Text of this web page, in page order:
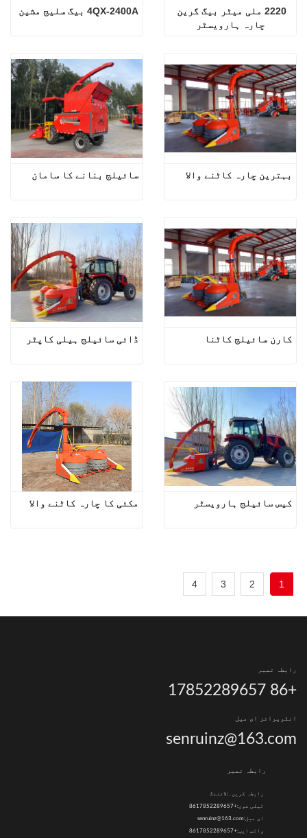
4QX-2400A بیگ سلیج مشین
چارہ ہارویسٹر
سائیلج بنانے کا سامان بہترین چارہ کاٹنے والا
ڈائی سائیلج ہیلی کاپٹر کارن سائیلج کاٹنا
مکئی کا چارہ کاٹنے والا کیس سائیلج ہارویسٹر
1
2
3
4
رابطہ نمبر
+86 17852289657
انٹرپرائز ای میل
senruinz@163.com
رابطہ نمبر
رابطہ کریں۔:لائننگ
ٹیلی فون:+8617852289657
ای میل:senruinz@163.com
واٹس ایپ:+8617852289657